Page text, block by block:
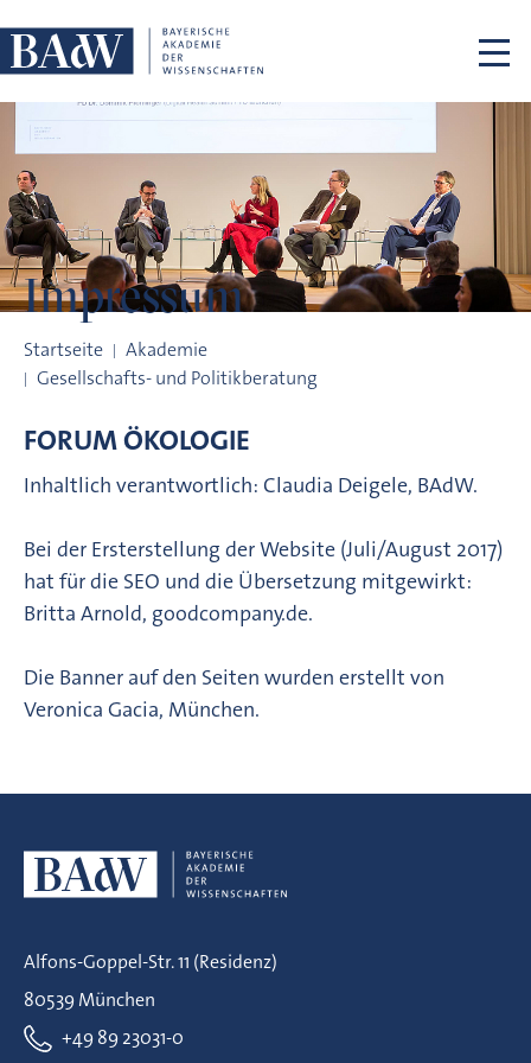
Impressum
Startseite
Akademie
Gesellschafts- und Politikberatung
FORUM ÖKOLOGIE
Inhaltlich verantwortlich: Claudia Deigele, BAdW.
Bei der Ersterstellung der Website (Juli/August 2017)
hat für die SEO und die Übersetzung mitgewirkt:
Britta Arnold, goodcompany.de.
Die Banner auf den Seiten wurden erstellt von
Veronica Gacia, München.
Alfons-Goppel-Str. 11 (Residenz)
80539 München
+49 89 23031-0